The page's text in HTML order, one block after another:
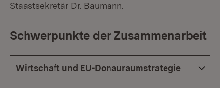
Staastsekretär Dr. Baumann.
Schwerpunkte der Zusammenarbeit
Wirtschaft und EU-Donauraumstrategie